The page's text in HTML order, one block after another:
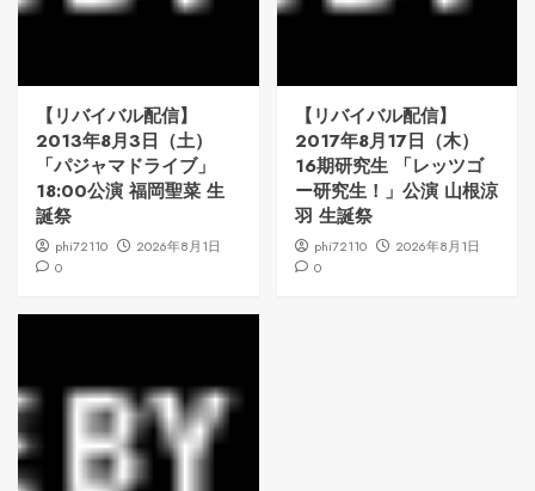
【リバイバル配信】
2013年8月3日（土）
「パジャマドライブ」
18:00公演 福岡聖菜 生
誕祭
phi72110
2026年8月1日
0
【リバイバル配信】
2017年8月17日（木）
16期研究生 「レッツゴ
ー研究生！」公演 山根涼
羽 生誕祭
phi72110
2026年8月1日
0